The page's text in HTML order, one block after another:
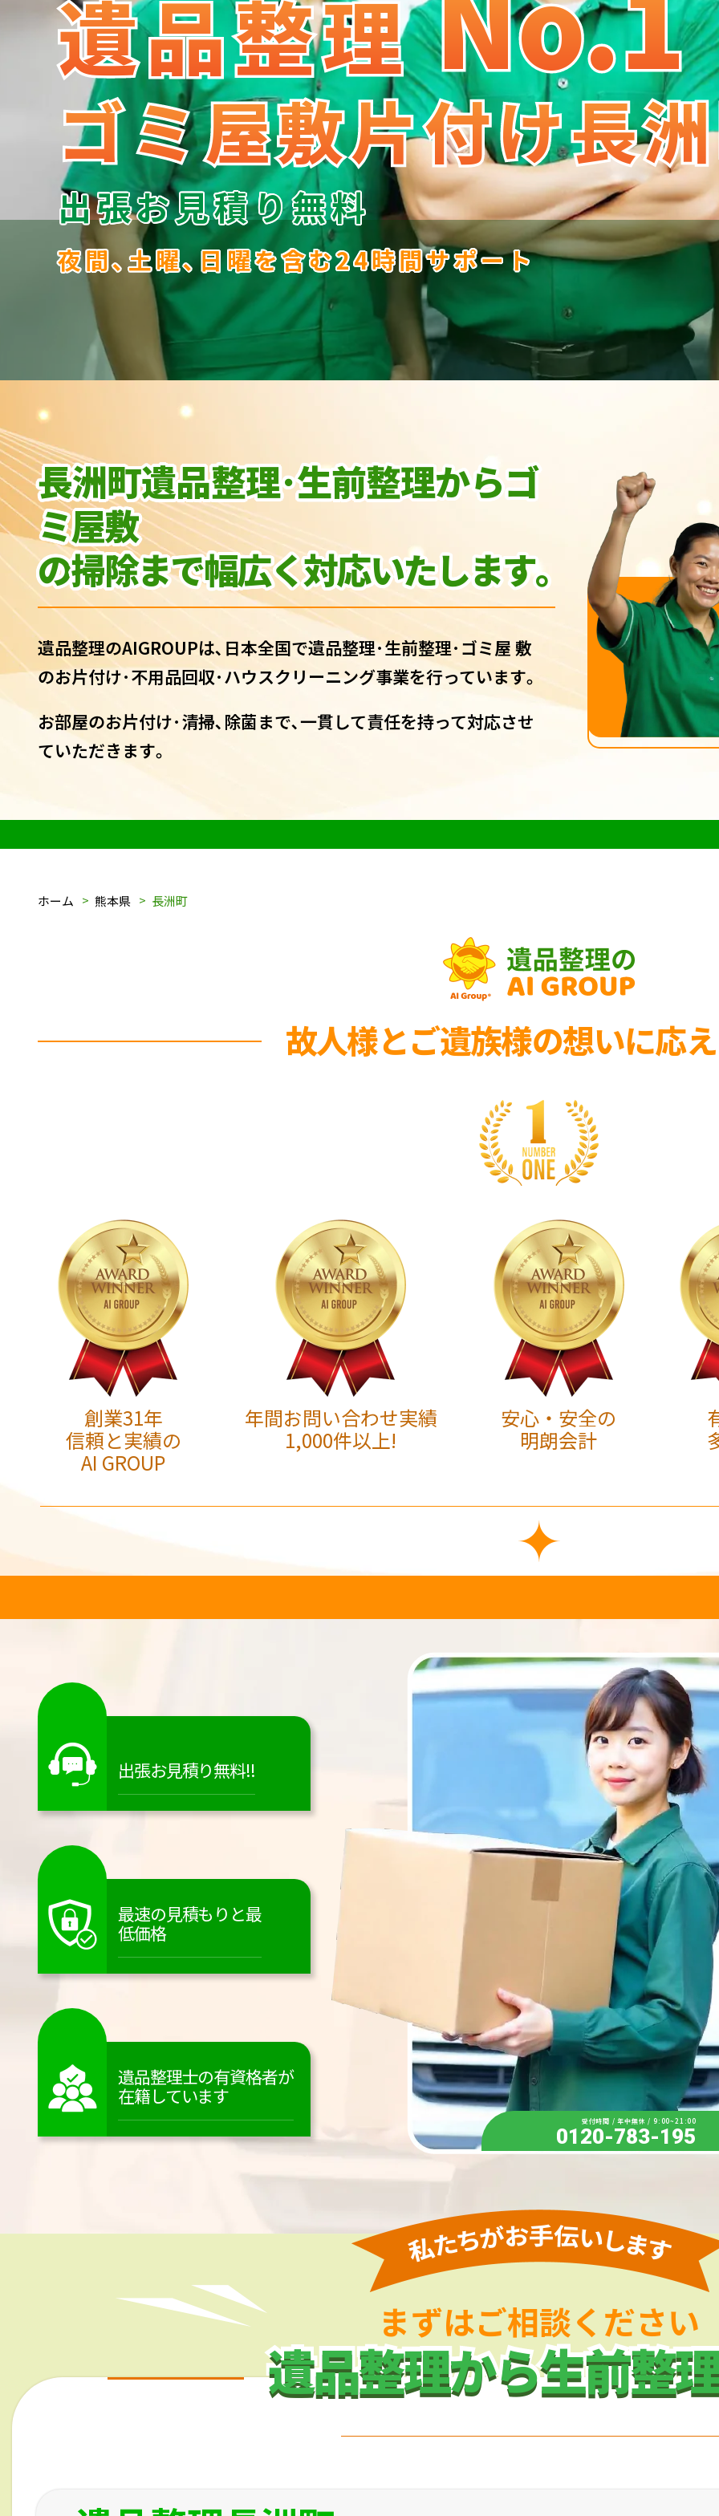
遺品整理
ゴミ屋敷片付け長
遺品整理
ゴミ屋敷片付け長
出張お見積り無料
夜間､土曜､日曜を含む24時間サポート
長洲町遺品整理･生前整理からゴ
ミ屋敷
の掃除まで幅広く対応いたします｡
遺品整理のAIGROUPは､日本全国で遺品整理･生前整理･ゴミ屋 敷
のお片付け･不用品回収･ハウスクリーニング事業を行っています｡
お部屋のお片付け･清掃､除菌まで､一貫して責任を持って対応させ
ていただきます｡
ホーム 熊本県 長洲町
故人様とご遺族様の想いに応
創業31年
信頼と実績の
AI GROUP
年間お問い合わせ実績
1,000件以上!
安心・安全の
明朗会計
出張お見積り無料!!
最速の見積もりと最
低価格
遺品整理士の有資格者が
在籍しています
受付時間 / 年中無休 / 9:00~21:00
0120-783-195
まずはご相談ください
遺品整理から生前整
遺品整理から生前整